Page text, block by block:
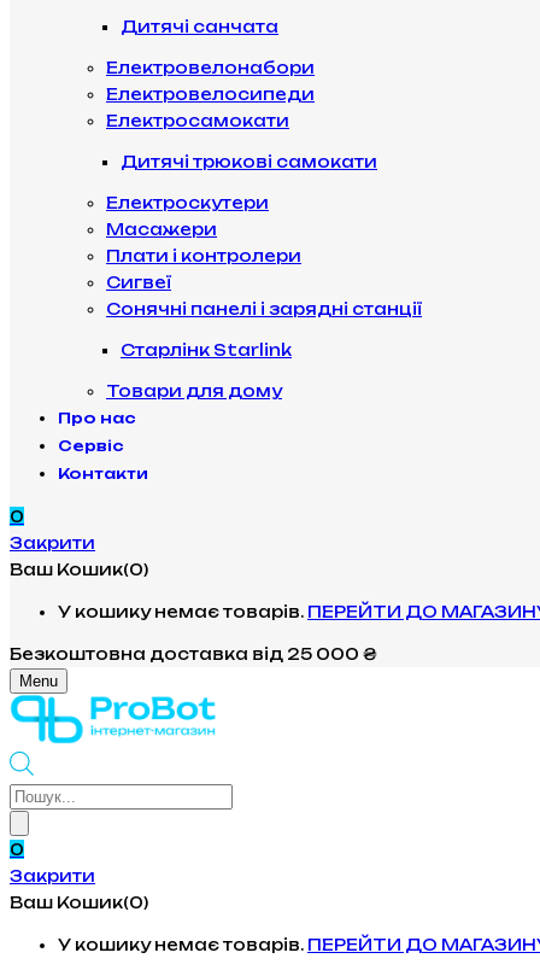
Дитячі санчата
Електровелонабори
Електровелосипеди
Електросамокати
Дитячі трюкові самокати
Електроскутери
Масажери
Плати і контролери
Сигвеї
Сонячні панелі і зарядні станції
Старлінк Starlink
Товари для дому
Про нас
Сервіс
Контакти
0
Закрити
Ваш Кошик(0)
У кошику немає товарів. ПЕРЕЙТИ ДО
Безкоштовна доставка від 25 000 ₴
Menu
Products
0
Закрити
Ваш Кошик(0)
У кошику немає товарів. ПЕРЕЙТИ ДО